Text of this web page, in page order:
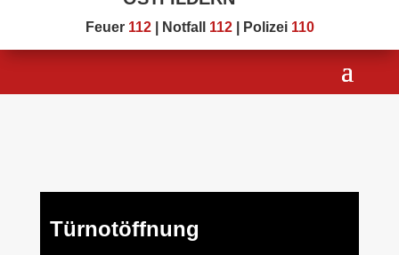
Feuer 112| Notfall 112| Polizei 110
Türnotöffnung